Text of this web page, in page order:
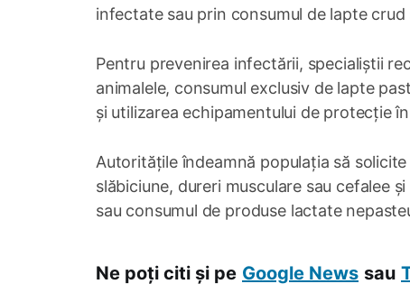
infectate sau prin consumul de lapte
Pentru prevenirea infectării, specialiștii
animalele, consumul exclusiv de lapte
și utilizarea echipamentului de protecție
Autoritățile îndeamnă populația să
slăbiciune, dureri musculare sau cefalee
sau consumul de produse lactate
Ne poți citi și pe Google News sau